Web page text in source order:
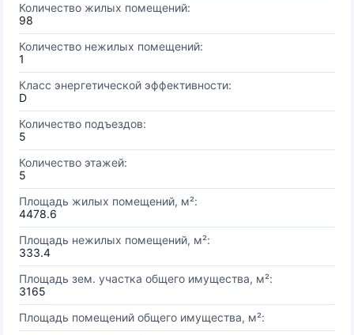
Количество жилых помещений:
98
Количество нежилых помещений:
1
Класс энергетической эффективности:
D
Количество подъездов:
5
Количество этажей:
5
Площадь жилых помещений, м²:
4478.6
Площадь нежилых помещений, м²:
333.4
Площадь зем. участка общего имущества, м²:
3165
Площадь помещений общего имущества, м²: